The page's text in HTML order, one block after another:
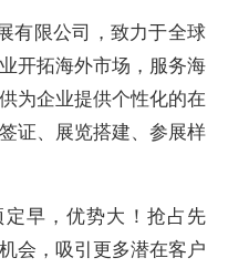
有限公司，致力于全球
开拓海外市场，服务海
为企业提供个性化的在
证、展览搭建、参展样
早，优势大！抢占先
会，吸引更多潜在客户